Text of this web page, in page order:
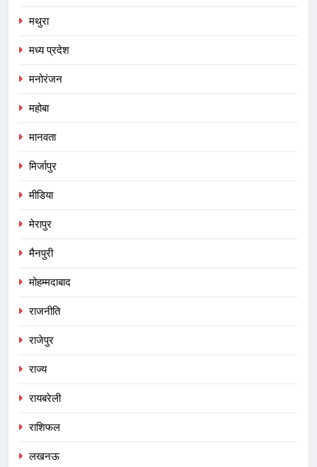
मथुरा
मध्य प्रदेश
मनोरंजन
महोबा
मानवता
मिर्जापुर
मीडिया
मेरापुर
मैनपुरी
मोहम्मदाबाद
राजनीति
राजेपुर
राज्य
रायबरेली
राशिफल
लखनऊ